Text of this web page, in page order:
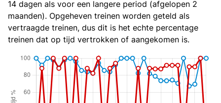
14 dagen als voor een langere period (afgelopen 2
maanden). Opgeheven treinen worden geteld als
vertraagde treinen, dus dit is het echte percentage
treinen dat op tijd vertrokken of aangekomen is.